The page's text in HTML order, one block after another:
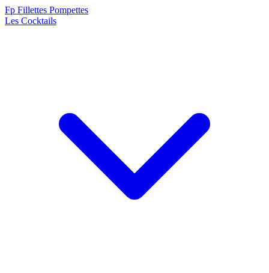
Fp Fillettes Pompettes
Les Cocktails